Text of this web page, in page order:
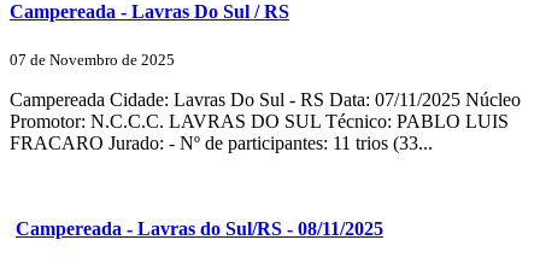
Campereada - Lavras Do Sul / RS
07 de Novembro de 2025
Campereada Cidade: Lavras Do Sul - RS Data: 07/11/2025 Núcleo
Promotor: N.C.C.C. LAVRAS DO SUL Técnico: PABLO LUIS
FRACARO Jurado: - Nº de participantes: 11 trios (33...
Campereada - Lavras do Sul/RS - 08/11/2025